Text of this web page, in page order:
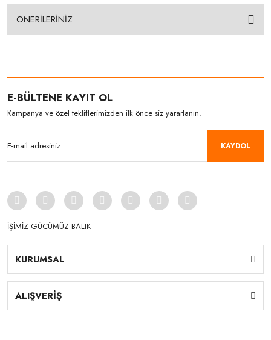
ÖNERİLERİNİZ
E-BÜLTENE KAYIT OL
Kampanya ve özel tekliflerimizden ilk önce siz yararlanın.
KAYDOL
İŞİMİZ GÜCÜMÜZ BALIK
KURUMSAL
ALIŞVERİŞ